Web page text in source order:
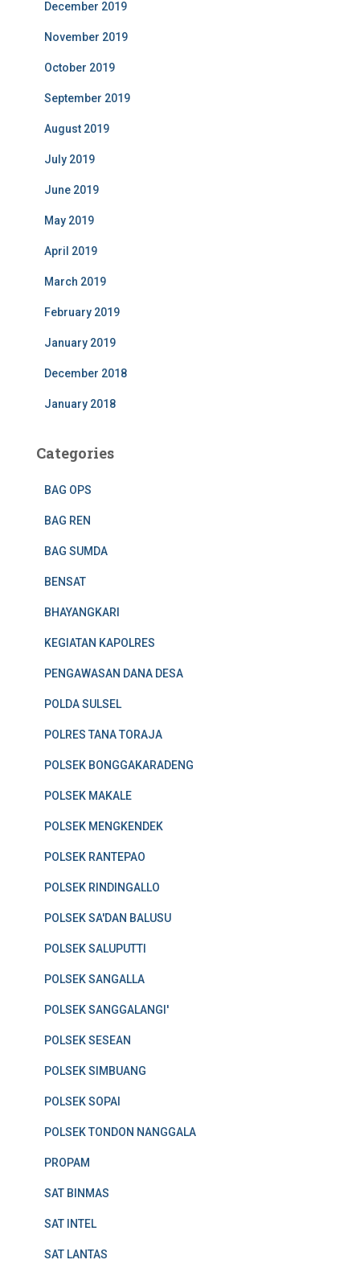
December 2019
November 2019
October 2019
September 2019
August 2019
July 2019
June 2019
May 2019
April 2019
March 2019
February 2019
January 2019
December 2018
January 2018
Categories
BAG OPS
BAG REN
BAG SUMDA
BENSAT
BHAYANGKARI
KEGIATAN KAPOLRES
PENGAWASAN DANA DESA
POLDA SULSEL
POLRES TANA TORAJA
POLSEK BONGGAKARADENG
POLSEK MAKALE
POLSEK MENGKENDEK
POLSEK RANTEPAO
POLSEK RINDINGALLO
POLSEK SA'DAN BALUSU
POLSEK SALUPUTTI
POLSEK SANGALLA
POLSEK SANGGALANGI'
POLSEK SESEAN
POLSEK SIMBUANG
POLSEK SOPAI
POLSEK TONDON NANGGALA
PROPAM
SAT BINMAS
SAT INTEL
SAT LANTAS